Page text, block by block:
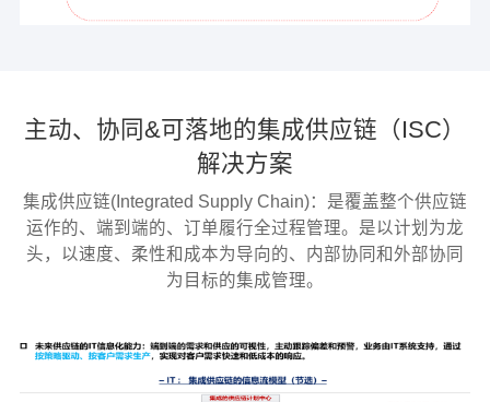
主动、协同&可落地的集成供应链（ISC）
解决方案
集成供应链(Integrated Supply Chain)：是覆盖整个供应链
运作的、端到端的、订单履行全过程管理。是以计划为龙
头，以速度、柔性和成本为导向的、内部协同和外部协同
为目标的集成管理。